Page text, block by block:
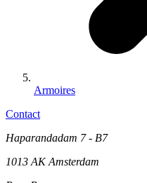
Armoires
Contact
Haparandadam 7 - B7
1013 AK Amsterdam